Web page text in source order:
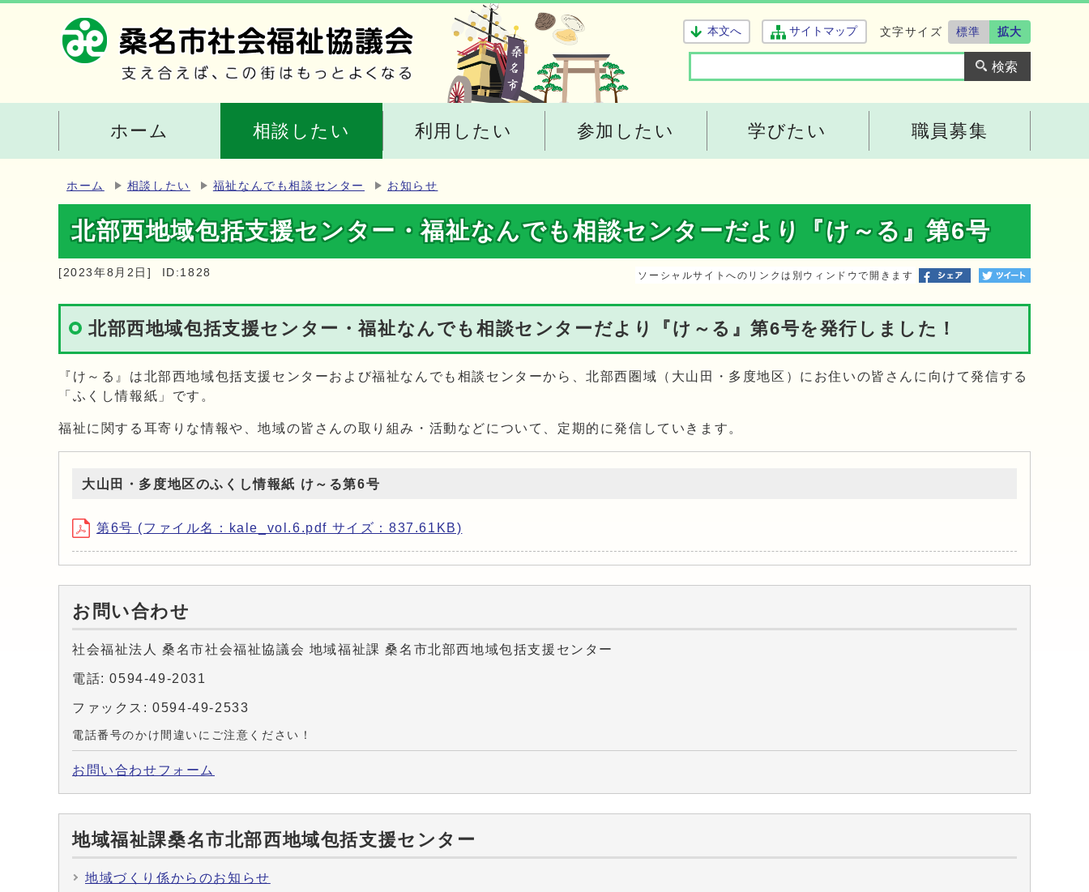
本文へ サイトマップ 文字サイズ 標準 拡大
ホーム 相談したい 利用したい 参加したい 学びたい 職員募集
ホーム 相談したい 福祉なんでも相談センター お知らせ
北部西地域包括支援センター・福祉なんでも相談センターだより『け～る』第6号
[2023年8月2日] ID:1828 ソーシャルサイトへのリンクは別ウィンドウで開きます
北部西地域包括支援センター・福祉なんでも相談センターだより『け～る』第6号を発行しました！
『け～る』は北部西地域包括支援センターおよび福祉なんでも相談センターから、北部西圏域（大山田・多度地区）にお住いの皆さんに向けて発信する
「ふくし情報紙」です。
福祉に関する耳寄りな情報や、地域の皆さんの取り組み・活動などについて、定期的に発信していきます。
大山田・多度地区のふくし情報紙 け～る第6号
第6号 (ファイル名：kale_vol.6.pdf サイズ：837.61KB)
お問い合わせ
社会福祉法人 桑名市社会福祉協議会 地域福祉課 桑名市北部西地域包括支援センター
電話: 0594-49-2031
ファックス: 0594-49-2533
電話番号のかけ間違いにご注意ください！
お問い合わせフォーム
地域福祉課桑名市北部西地域包括支援センター
地域づくり係からのお知らせ